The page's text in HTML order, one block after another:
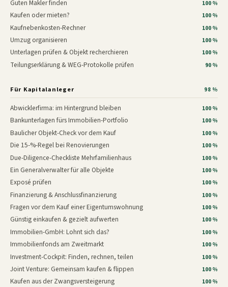
Guten Makler finden 100 %
Kaufen oder mieten? 100 %
Kaufnebenkosten-Rechner 100 %
Umzug organisieren 100 %
Unterlagen prüfen & Objekt recherchieren 100 %
Teilungserklärung & WEG-Protokolle prüfen 90 %
Für Kapitalanleger 98 %
Abwicklerfirma: im Hintergrund bleiben 100 %
Bankunterlagen fürs Immobilien-Portfolio 100 %
Baulicher Objekt-Check vor dem Kauf 100 %
Die 15-%-Regel bei Renovierungen 100 %
Due-Diligence-Checkliste Mehrfamilienhaus 100 %
Ein Generalverwalter für alle Objekte 100 %
Exposé prüfen 100 %
Finanzierung & Anschlussfinanzierung 100 %
Fragen vor dem Kauf einer Eigentumswohnung 100 %
Günstig einkaufen & gezielt aufwerten 100 %
Immobilien-GmbH: Lohnt sich das? 100 %
Immobilienfonds am Zweitmarkt 100 %
Investment-Cockpit: Finden, rechnen, teilen 100 %
Joint Venture: Gemeinsam kaufen & flippen 100 %
Kaufen aus der Zwangsversteigerung 100 %